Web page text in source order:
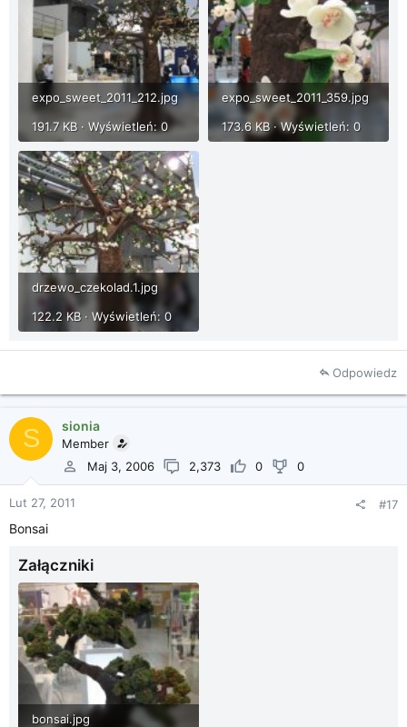
expo_sweet_2011_212.jpg
191.7 KB · Wyświetleń: 0
expo_sweet_2011_359.jpg
173.6 KB · Wyświetleń: 0
drzewo_czekolad.1.jpg
122.2 KB · Wyświetleń: 0
Odpowiedz
S sionia
Member
Maj 3, 2006
2,373 0 0
Lut 27, 2011 #17
Bonsai
Załączniki
bonsai.jpg